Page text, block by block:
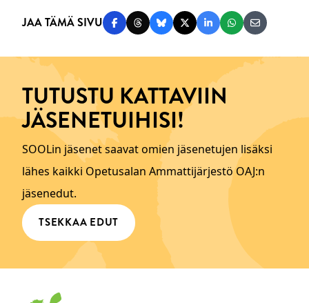
JAA TÄMÄ SIVU Jaa Facebookissa
Jaa Threadsissa
Jaa Blueskyssä
Jaa Twitterissä
Jaa LinkedInissä
Jaa Jaa
TUTUSTU KATTAVIIN
JÄSENETUIHISI!
SOOLin jäsenet saavat omien jäsenetujen lisäksi
lähes kaikki Opetusalan Ammattijärjestö OAJ:n
jäsenedut.
TSEKKAA EDUT